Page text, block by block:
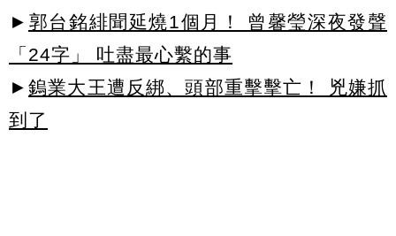
► 郭台銘緋聞延燒1個月！ 曾馨瑩深夜發聲
「24字」 吐盡最心繫的事
► 鎢業大王遭反綁、頭部重擊擊亡！ 兇嫌抓
到了